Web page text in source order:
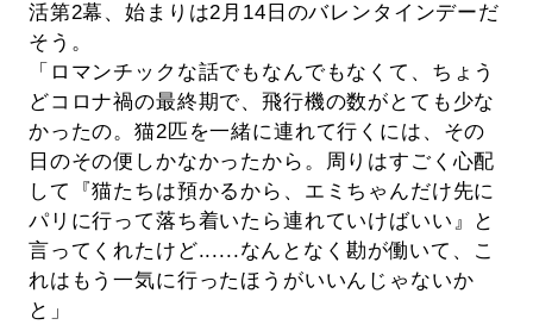
活第2幕、始まりは2月14日のバレンタインデーだ
そう。
「ロマンチックな話でもなんでもなくて、ちょう
どコロナ禍の最終期で、飛行機の数がとても少な
かったの。猫2匹を一緒に連れて行くには、その
日のその便しかなかったから。周りはすごく心配
して『猫たちは預かるから、エミちゃんだけ先に
パリに行って落ち着いたら連れていけばいい』と
言ってくれたけど......なんとなく勘が働いて、こ
れはもう一気に行ったほうがいいんじゃないか
と」